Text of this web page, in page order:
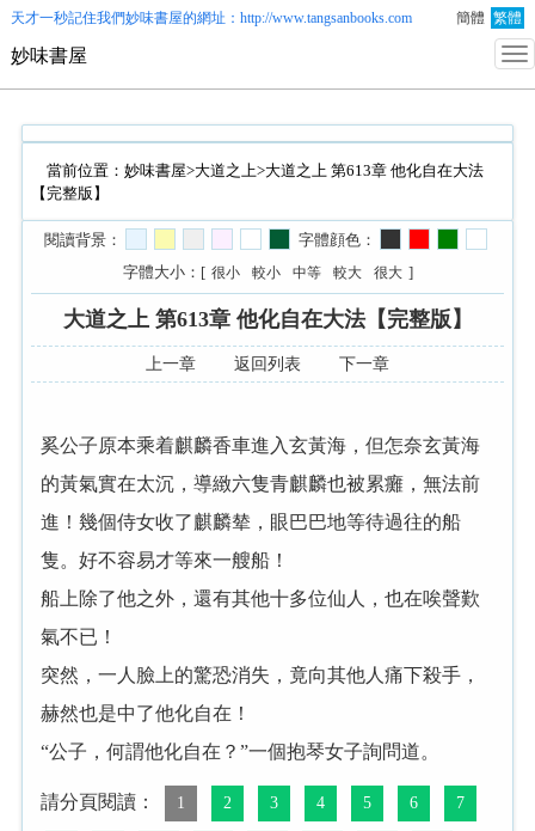
天才一秒記住我們妙味書屋的網址：http://www.tangsanbooks.com 簡體 繁體
妙味書屋
當前位置： 妙味書屋>大道之上>大道之上 第613章 他化自在大法
【完整版】
閱讀背景：
字體顔色：
字體大小：[ 很小 較小 中等 較大 很大 ]
大道之上 第613章 他化自在大法【完整版】
上一章 返回列表 下一章
奚公子原本乘着麒麟香車進入玄黃海，但怎奈玄黃海
的黃氣實在太沉，導緻六隻青麒麟也被累癱，無法前
進！幾個侍女收了麒麟辇，眼巴巴地等待過往的船
隻。好不容易才等來一艘船！
船上除了他之外，還有其他十多位仙人，也在唉聲歎
氣不已！
突然，一人臉上的驚恐消失，竟向其他人痛下殺手，
赫然也是中了他化自在！
“公子，何謂他化自在？”一個抱琴女子詢問道。
請分頁閱讀： 1 2 3 4 5 6 7